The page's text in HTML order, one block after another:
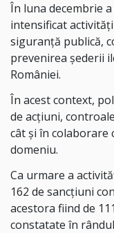
În luna decembrie
intensificat
siguranță publică,
prevenirea șederii
României.
În acest context,
de acțiuni,
cât și în
domeniu.
Ca urmare a
162 de sancțiuni
acestora fiind de
constatate în